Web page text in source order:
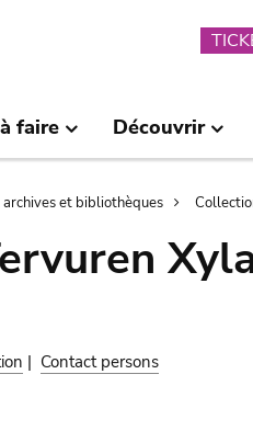
faire Découvrir
et bibliothèques
| Contact persons